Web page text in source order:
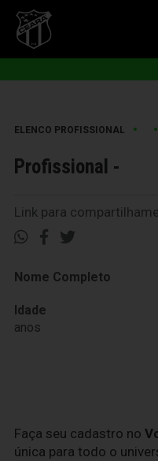
ELENCO PROFISSIONAL • •
Profissional -
Link para
Nome Completo
Idade
anos
Faça seu cadastro no
única para todo o